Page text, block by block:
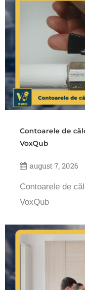
Contoarele de
VoxQub
august 7, 2026
Contoarele de
VoxQub